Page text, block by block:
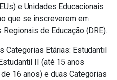
e Unidades Educacionais
que se inscreverem em
de Educação (DRE).
Categorias Etárias: Estudantil
II (até 15 anos
16 anos) e duas Categorias